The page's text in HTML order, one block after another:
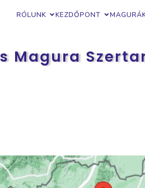
RÓLUNK KEZDŐPONT
Magura